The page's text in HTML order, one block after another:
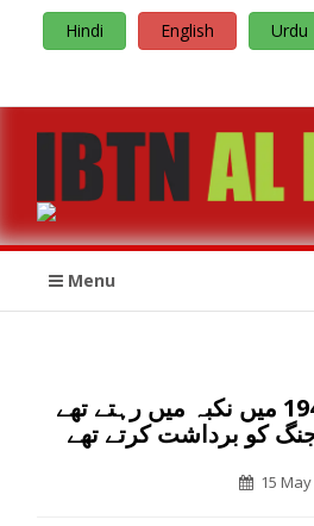
Hindi English Urdu
Menu
فلسطینی بزرگ 1948 میں نکبہ میں رہتے تھے
کو برداشت کرتے تھے
15 May